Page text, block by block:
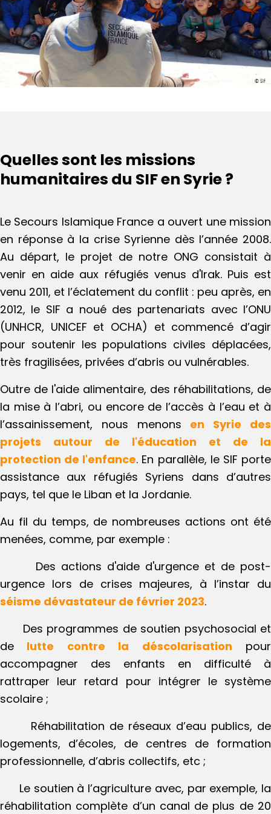
Quelles sont les missions
humanitaires du SIF en Syrie ?
Le Secours Islamique France a ouvert une mission
en réponse à la crise Syrienne dès l’année 2008.
Au départ, le projet de notre ONG consistait à
venir en aide aux réfugiés venus d'Irak. Puis est
venu 2011, et l’éclatement du conflit : peu après, en
2012, le SIF a noué des partenariats avec l’ONU
(UNHCR, UNICEF et OCHA) et commencé d’agir
pour soutenir les populations civiles déplacées,
très fragilisées, privées d’abris ou vulnérables.
Outre de l'aide alimentaire, des réhabilitations, de
la mise à l’abri, ou encore de l’accès à l’eau et à
l’assainissement, nous menons en Syrie des
projets autour de l'éducation et de la
protection de l'enfance. En parallèle, le SIF porte
assistance aux réfugiés Syriens dans d’autres
pays, tel que le Liban et la Jordanie.
Au fil du temps, de nombreuses actions ont été
menées, comme, par exemple :
Des actions d'aide d'urgence et de post-
urgence lors de crises majeures, à l’instar du
séisme dévastateur de février 2023.
Des programmes de soutien psychosocial et
de
lutte contre la déscolarisation pour
accompagner des enfants en difficulté à
rattraper leur retard pour intégrer le système
scolaire ;
Réhabilitation de réseaux d’eau publics, de
logements, d’écoles, de centres de formation
professionnelle, d’abris collectifs, etc ;
Le soutien à l’agriculture avec, par exemple, la
réhabilitation complète d’un canal de plus de 20